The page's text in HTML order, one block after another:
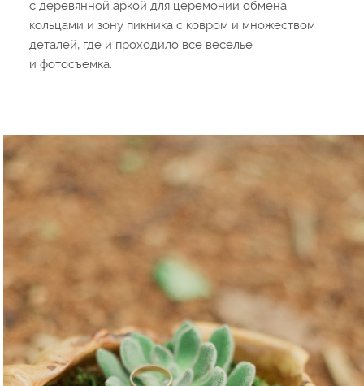
с деревянной аркой для церемонии обмена
кольцами и зону пикника с ковром и множеством
деталей, где и проходило все веселье
и фотосъемка.